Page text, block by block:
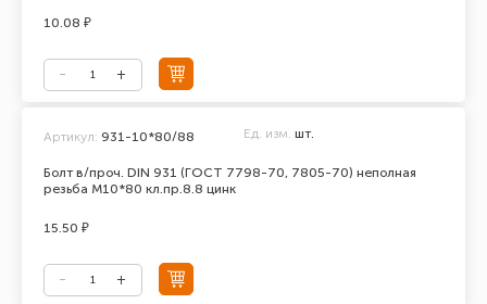
10.08 ₽
Болт в/проч. DIN 931 (ГОСТ 7798-70, 7805-70) неполная
резьба М10*80 кл.пр.8.8 цинк
Артикул: 931-10*80/88 Ед. изм. шт.
15.50 ₽